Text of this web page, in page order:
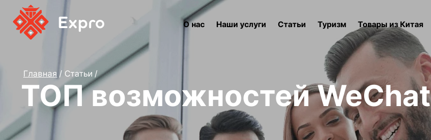
О нас Наши услуги Статьи Туризм Товары из Китая
Главная Статьи
ТОП возможностей WeChat